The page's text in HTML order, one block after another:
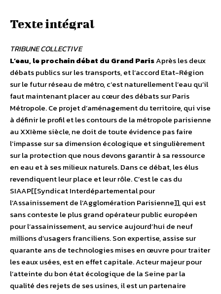
Texte intégral
TRIBUNE COLLECTIVE
L’eau, le prochain débat du Grand ParisAprès les deux
débats publics sur les transports, et l’accord Etat-Région
sur le futur réseau de métro, c’est naturellement l’eau qu’il
faut maintenant placer au cœur des débats sur Paris
Métropole. Ce projet d’aménagement du territoire, qui vise
à définir le profil et les contours de la métropole parisienne
au XXIème siècle, ne doit de toute évidence pas faire
l’impasse sur sa dimension écologique et singulièrement
sur la protection que nous devons garantir à sa ressource
en eau et à ses milieux naturels. Dans ce débat, les élus
revendiquent leur place et leur rôle. C’est le cas du
SIAAP[[Syndicat Interdépartemental pour
l’Assainissement de l’Agglomération Parisienne]], qui est
sans conteste le plus grand opérateur public européen
pour l’assainissement, au service aujourd’hui de neuf
millions d’usagers franciliens. Son expertise, assise sur
quarante ans de technologies mises en œuvre pour traiter
les eaux usées, est en effet capitale. Acteur majeur pour
l’atteinte du bon état écologique de la Seine par la
qualité des rejets de ses usines, il est un partenaire